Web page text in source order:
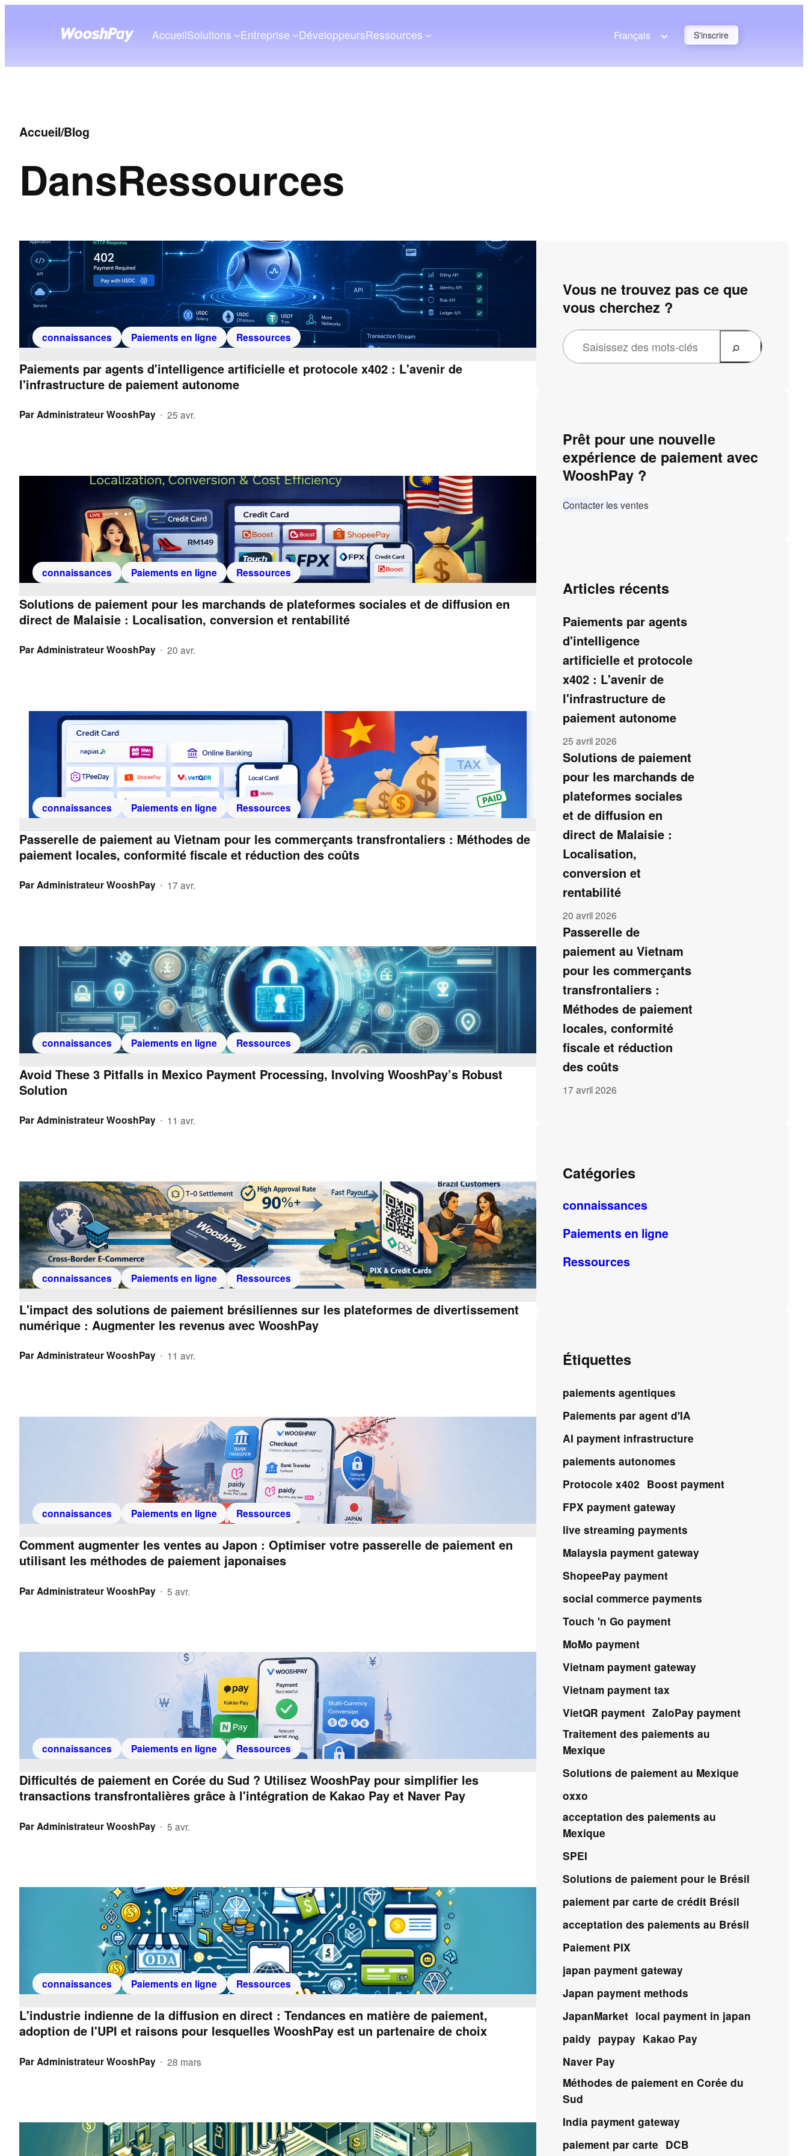
AccueilSolutions Entreprise DéveloppeursRessources Français S'inscrire
Accueil/Blog
DansRessources
connaissances Paiements en ligne Ressources
Paiements par agents d'intelligence artificielle et protocole x402 : L'avenir de
l'infrastructure de paiement autonome
ParAdministrateur WooshPay • 25 avr.
connaissances Paiements en ligne Ressources
Solutions de paiement pour les marchands de plateformes sociales et de diffusion en
direct de Malaisie : Localisation, conversion et rentabilité
ParAdministrateur WooshPay • 20 avr.
connaissances Paiements en ligne Ressources
Passerelle de paiement au Vietnam pour les commerçants transfrontaliers : Méthodes de
paiement locales, conformité fiscale et réduction des coûts
ParAdministrateur WooshPay • 17 avr.
connaissances Paiements en ligne Ressources
Avoid These 3 Pitfalls in Mexico Payment Processing, Involving WooshPay’s Robust
Solution
ParAdministrateur WooshPay • 11 avr.
connaissances Paiements en ligne Ressources
L'impact des solutions de paiement brésiliennes sur les plateformes de divertissement
numérique : Augmenter les revenus avec WooshPay
ParAdministrateur WooshPay • 11 avr.
connaissances Paiements en ligne Ressources
Comment augmenter les ventes au Japon : Optimiser votre passerelle de paiement en
utilisant les méthodes de paiement japonaises
ParAdministrateur WooshPay • 5 avr.
connaissances Paiements en ligne Ressources
Difficultés de paiement en Corée du Sud ? Utilisez WooshPay pour simplifier les
transactions transfrontalières grâce à l'intégration de Kakao Pay et Naver Pay
ParAdministrateur WooshPay • 5 avr.
connaissances Paiements en ligne Ressources
L'industrie indienne de la diffusion en direct : Tendances en matière de paiement,
adoption de l'UPI et raisons pour lesquelles WooshPay est un partenaire de choix
ParAdministrateur WooshPay • 28 mars
Vous ne trouvez pas ce que
vous cherchez ?
Prêt pour une nouvelle
expérience de paiement avec
WooshPay ?
Contacter les ventes
Articles récents
Paiements par agents
d'intelligence
artificielle et protocole
x402 : L'avenir de
l'infrastructure de
paiement autonome
25 avril 2026
Solutions de paiement
pour les marchands de
plateformes sociales
et de diffusion en
direct de Malaisie :
Localisation,
conversion et
rentabilité
20 avril 2026
Passerelle de
paiement au Vietnam
pour les commerçants
transfrontaliers :
Méthodes de paiement
locales, conformité
fiscale et réduction
des coûts
17 avril 2026
Catégories
connaissances
Paiements en ligne
Ressources
Étiquettes
paiements agentiques
Paiements par agent d'IA
AI payment infrastructure
paiements autonomes
Protocole x402 Boost payment
FPX payment gateway
live streaming payments
Malaysia payment gateway
ShopeePay payment
social commerce payments
Touch 'n Go payment
MoMo payment
Vietnam payment gateway
Vietnam payment tax
VietQR payment ZaloPay payment
Traitement des paiements au
Mexique
Solutions de paiement au Mexique
oxxo
acceptation des paiements au
Mexique
SPEI
Solutions de paiement pour le Brésil
paiement par carte de crédit Brésil
acceptation des paiements au Brésil
Paiement PIX
japan payment gateway
Japan payment methods
JapanMarket local payment in japan
paidy paypay Kakao Pay
Naver Pay
Méthodes de paiement en Corée du
Sud
India payment gateway
paiement par carte DCB